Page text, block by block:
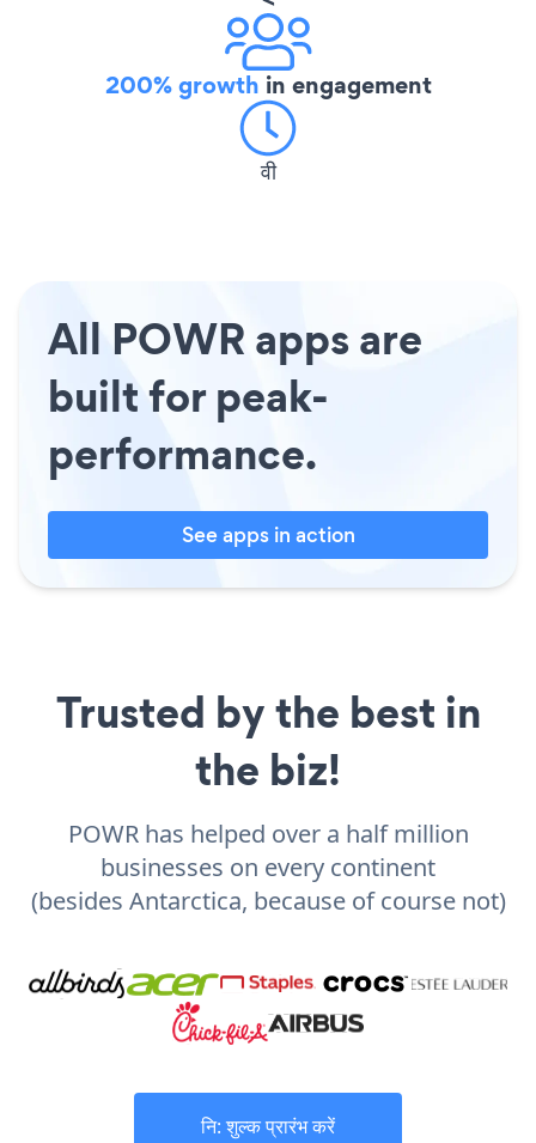
200% growth in engagement
वी
All POWR apps are
built for peak-
performance.
See apps in action
Trusted by the best in
the biz!
POWR has helped over a half million
businesses on every continent
(besides Antarctica, because of course not)
नि: शुल्क प्रारंभ करें